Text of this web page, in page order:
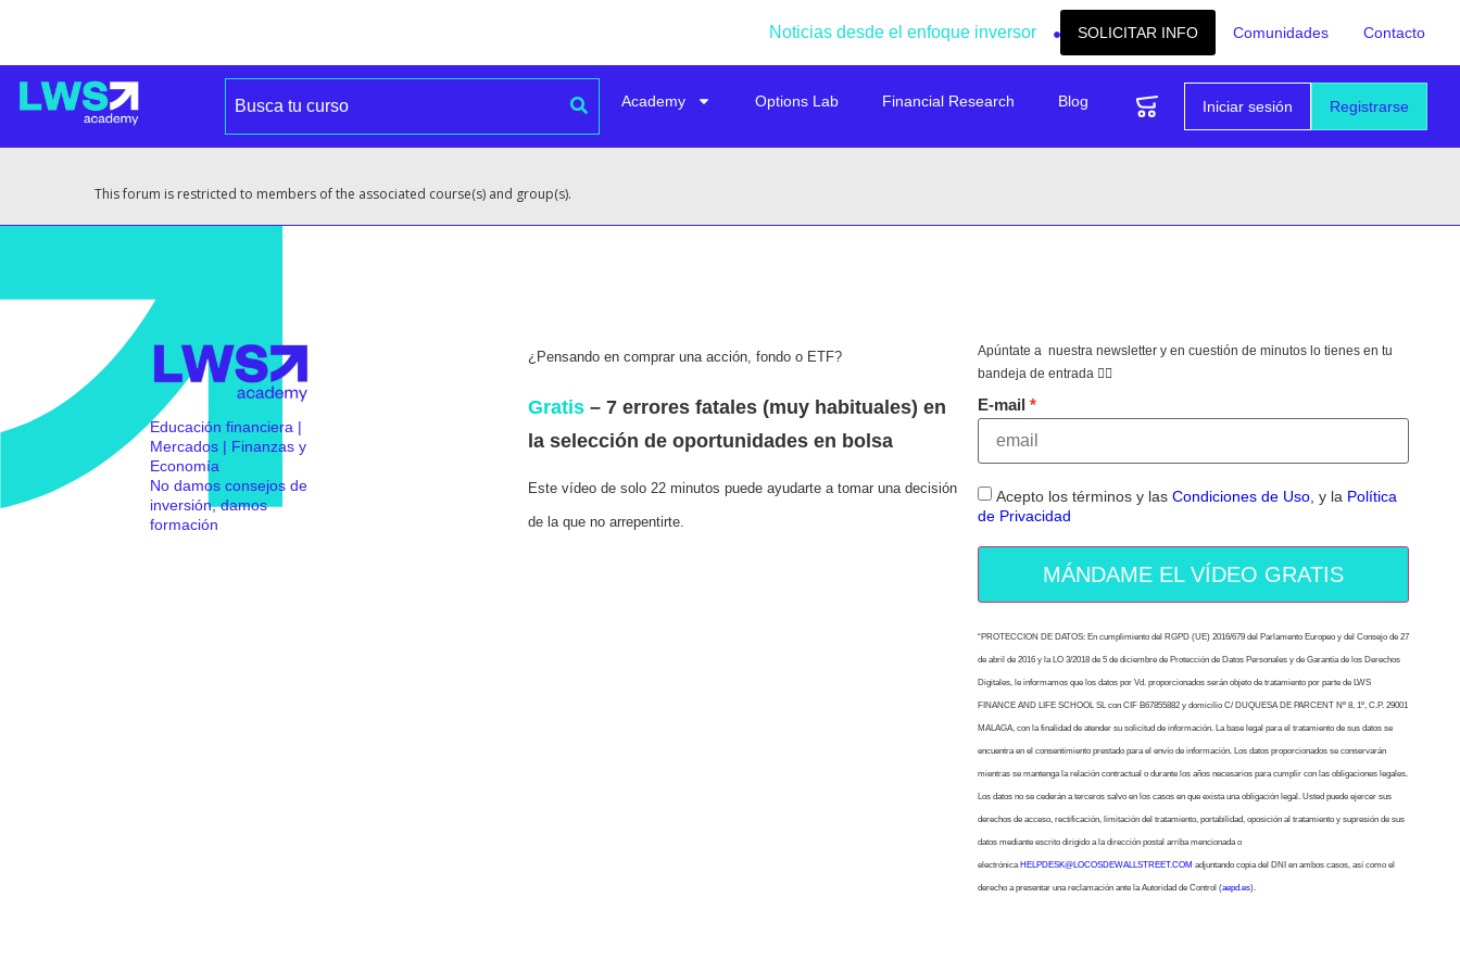
Noticias desde el enfoque inversor SOLICITAR INFO Comunidades Contacto
Registrarse
Iniciar sesión
Academy Options Lab Financial Research Blog
This forum is restricted to members of the associated course(s) and group(s).
Educación financiera |
Mercados | Finanzas y
Economía
No damos consejos de
inversión, damos
formación
¿Pensando en comprar una acción, fondo o ETF?
Gratis– 7 errores fatales (muy habituales) en
la selección de oportunidades en bolsa
Este vídeo de solo 22 minutos puede ayudarte a tomar una decisión
de la que no arrepentirte.
Apúntate a nuestra newsletter y en cuestión de minutos lo tienes en tu
bandeja de entrada 👇🏻
E-mail
Acepto los términos y las Condiciones de Uso, y la Política
de Privacidad
MÁNDAME EL VÍDEO GRATIS
“PROTECCION DE DATOS: En cumplimiento del RGPD (UE) 2016/679 del Parlamento Europeo y del Consejo de 27
de abril de 2016 y la LO 3/2018 de 5 de diciembre de Protección de Datos Personales y de Garantía de los Derechos
Digitales, le informamos que los datos por Vd. proporcionados serán objeto de tratamiento por parte de LWS
FINANCE AND LIFE SCHOOL SL con CIF B67855882 y domicilio C/ DUQUESA DE PARCENT Nº 8, 1º, C.P. 29001
MALAGA, con la finalidad de atender su solicitud de información. La base legal para el tratamiento de sus datos se
encuentra en el consentimiento prestado para el envío de información. Los datos proporcionados se conservarán
mientras se mantenga la relación contractual o durante los años necesarios para cumplir con las obligaciones legales.
Los datos no se cederán a terceros salvo en los casos en que exista una obligación legal. Usted puede ejercer sus
derechos de acceso, rectificación, limitación del tratamiento, portabilidad, oposición al tratamiento y supresión de sus
datos mediante escrito dirigido a la dirección postal arriba mencionada o
electrónica HELPDESK@LOCOSDEWALLSTREET.COM adjuntando copia del DNI en ambos casos, así como el
derecho a presentar una reclamación ante la Autoridad de Control (aepd.es).